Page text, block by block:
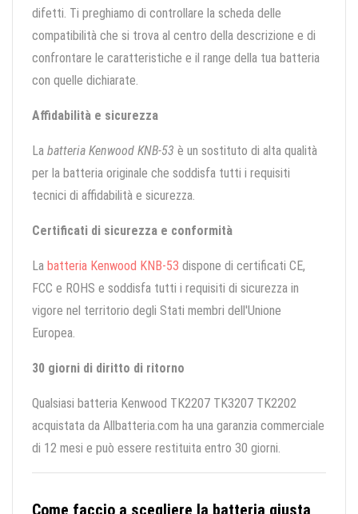
difetti. Ti preghiamo di controllare la scheda delle
compatibilità che si trova al centro della descrizione e di
confrontare le caratteristiche e il range della tua batteria
con quelle dichiarate.
Affidabilità e sicurezza
La batteria Kenwood KNB-53 è un sostituto di alta qualità
per la batteria originale che soddisfa tutti i requisiti
tecnici di affidabilità e sicurezza.
Certificati di sicurezza e conformità
La batteria Kenwood KNB-53 dispone di certificati CE,
FCC e ROHS e soddisfa tutti i requisiti di sicurezza in
vigore nel territorio degli Stati membri dell'Unione
Europea.
30 giorni di diritto di ritorno
Qualsiasi batteria Kenwood TK2207 TK3207 TK2202
acquistata da Allbatteria.com ha una garanzia commerciale
di 12 mesi e può essere restituita entro 30 giorni.